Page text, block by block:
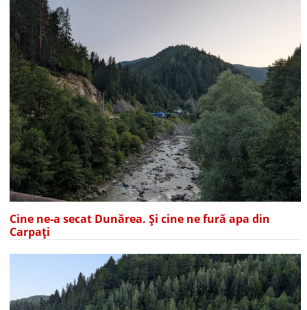
Cine ne-a secat Dunărea. Și cine ne fură apa din
Carpați